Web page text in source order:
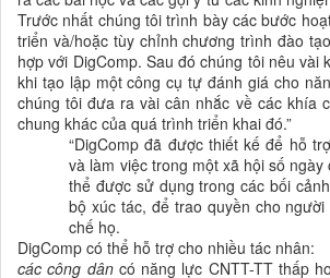
Trước nhất chúng tôi trình bày các bước
triển và/hoặc tùy chỉnhchương trìnhđào
hợp với DigComp. Sau đó chúng tôi nêu vài
khi tạo lập một công cụ tự đánh giá cho
chúng tôi đưa ra vài cân nhắc về các khía
chung khác của quá trình triển khai đó.”
“DigComp đã được thiết kế để hỗ
và làm việc trong một xã hội số
thể được sử dụng trong các bối
bộ xúc tác, để trao quyền cho
chế họ.
DigComp có thể hỗ trợ cho nhiều tác nhân:
các công dâncó năng lực CNTT-TT thấp